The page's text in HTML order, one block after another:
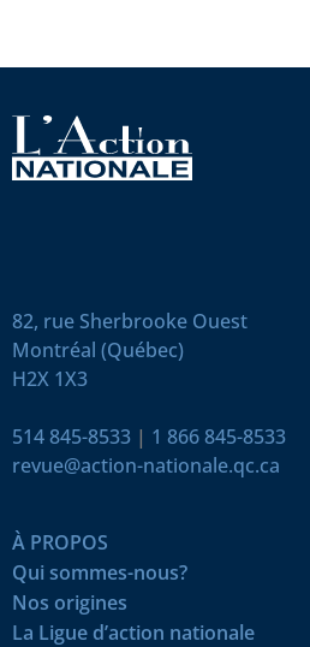
82, rue Sherbrooke Ouest
Montréal (Québec)
H2X 1X3
514 845-8533 | 1 866 845-8533
revue@action-nationale.qc.ca
À PROPOS
Qui sommes-nous?
Nos origines
La Ligue d’action nationale